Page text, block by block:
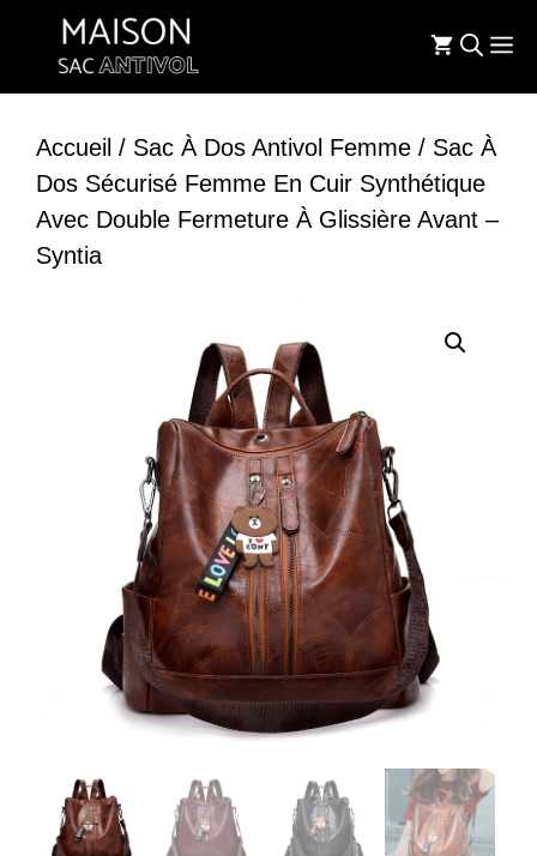
contenu
Accueil / Sac À Dos Antivol Femme / Sac À
Dos Sécurisé Femme En Cuir Synthétique
Avec Double Fermeture À Glissière Avant –
Syntia